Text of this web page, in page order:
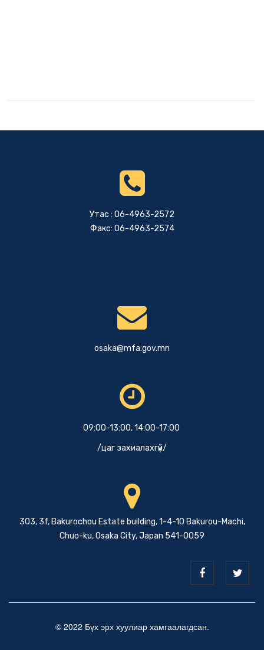
Утас : 06-4963-2572
Факс: 06-4963-2574
osaka@mfa.gov.mn
09:00-13:00, 14:00-17:00
/цаг захиалахгүй/
303, 3f, Bakurochou Estate building, 1-4-10 Bakurou-Machi,
Chuo-ku, Osaka City, Japan 541-0059
© 2022 Бүх эрх хуулиар хамгаалагдсан.